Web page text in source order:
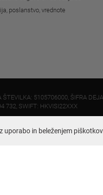
poslanstvo, vrednote
ŠTEVILKA: 5105706000, ŠIFRA
732, SWIFT: HKVISI22XXX
(uprava) info@velo.si
uporabo in beleženjem